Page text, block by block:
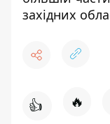
західних
👍 🔥